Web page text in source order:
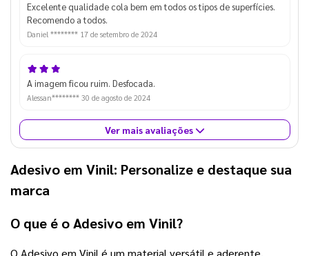
Excelente qualidade cola bem em todos os tipos de superfícies.
Recomendo a todos.
Daniel ******** 17 de setembro de 2024
A imagem ficou ruim. Desfocada.
Alessan******** 30 de agosto de 2024
Ver mais avaliações
Adesivo em Vinil: Personalize e destaque sua
marca
O que é o Adesivo em Vinil?
O Adesivo em Vinil é um material versátil e aderente,